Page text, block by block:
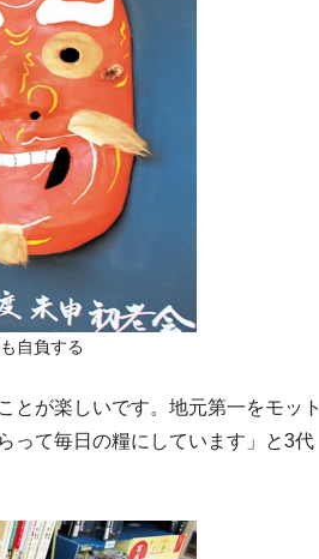
自負する
とが楽しいです。地元第一をモット
って毎日の糧にしています」と3代